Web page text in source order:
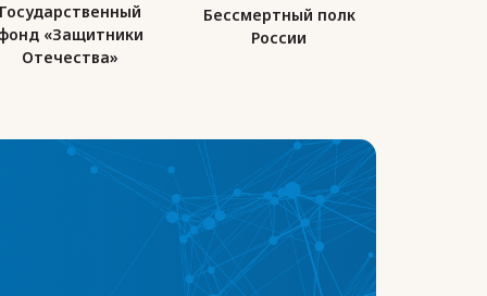
Государственный
«Защитники
Отечества»
Бессмертный полк
России